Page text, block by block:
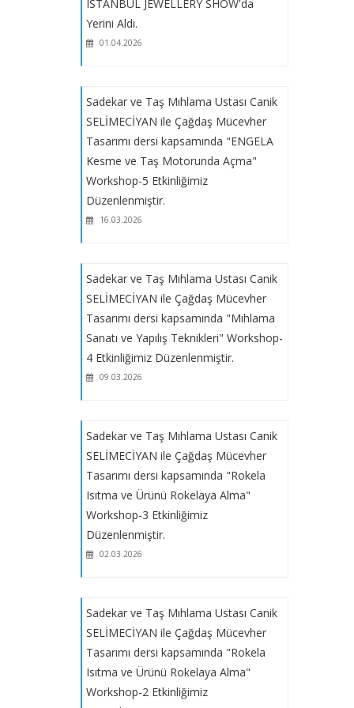
Sadekar, Devlet Sanatçısı Mehmet
Etkinliğimiz Düzenlenecektir.
Sadekar, Devlet Sanatçısı Mehmet
DİKENEL ile "Üretim Yöntemleri II-
Yüzük Yapımı" Workshop-3
Etkinliğimiz Düzenlenecektir.
DİKENEL ile "Üretim Yöntemleri II-
Yüzük Yapımı" Workshop-2
Etkinliğimiz Düzenlenecektir.
Sadekar ve Taş Mıhlama Ustası Canik
SELİMECİYAN ile Çağdaş Mücevher
Workshop-1 Etkinliğimiz
Düzenlenecektir.
Sadekar, Devlet Sanatçısı Mehmet
DİKENEL ile "Üretim Yöntemleri II-
Yüzük Yapımı" Workshop-1
Etkinliğimiz Düzenlenecektir.
ERTUĞRAL ile "Reçineye Dokunan
Işık" Workshop I-II Etkinliğimiz
Düzenlenecektir.
Sadekar, Devlet Sanatçısı Mehmet
ISTANBUL JEWELLERY SHOW'da
Yerini Aldı.
01.04.2026
Sadekar ve Taş Mıhlama Ustası Canik
SELİMECİYAN ile Çağdaş Mücevher
Tasarımı dersi kapsamında "ENGELA
Kesme ve Taş Motorunda Açma"
Workshop-5 Etkinliğimiz
Düzenlenmiştir.
16.03.2026
Sadekar ve Taş Mıhlama Ustası Canik
SELİMECİYAN ile Çağdaş Mücevher
Tasarımı dersi kapsamında "Mıhlama
Sanatı ve Yapılış Teknikleri" Workshop-
4 Etkinliğimiz Düzenlenmiştir.
09.03.2026
Sadekar ve Taş Mıhlama Ustası Canik
SELİMECİYAN ile Çağdaş Mücevher
Tasarımı dersi kapsamında "Rokela
Isıtma ve Ürünü Rokelaya Alma"
Workshop-3 Etkinliğimiz
Düzenlenmiştir.
02.03.2026
Sadekar ve Taş Mıhlama Ustası Canik
SELİMECİYAN ile Çağdaş Mücevher
Tasarımı dersi kapsamında "Rokela
Isıtma ve Ürünü Rokelaya Alma"
Workshop-2 Etkinliğimiz